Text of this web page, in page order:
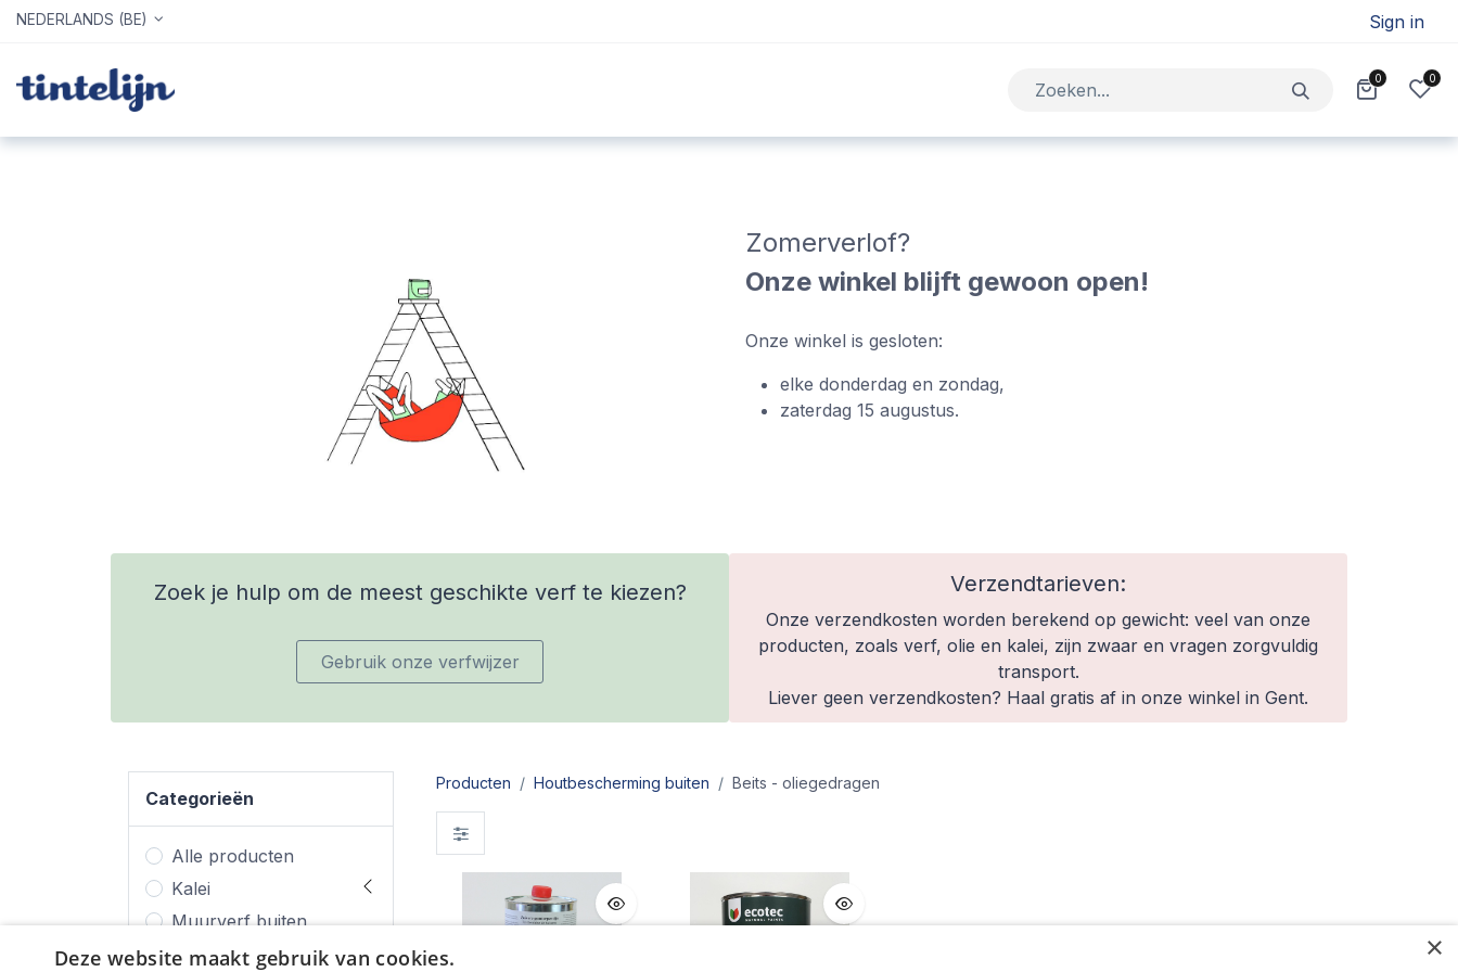
NEDERLANDS (BE) Sign in
Contact
0 0
Zomerverlof?
Onze winkel blijft gewoon open!
Onze winkel is gesloten:
elke donderdag en zondag,
zaterdag 15 augustus.
Zoek je hulp om de meest geschikte verf te kiezen?
Gebruik onze verfwijzer
Verzendtarieven:
Onze verzendkosten worden berekend op gewicht: veel van onze
producten, zoals verf, olie en kalei, zijn zwaar en vragen zorgvuldig
transport.
Liever geen verzendkosten? Haal gratis af in onze winkel in Gent.
Categorieën
Alle producten
Kalei
Muurverf buiten
(gevelverf)
Producten Houtbescherming buiten Beits - oliegedragen
×
Deze website maakt gebruik van cookies.